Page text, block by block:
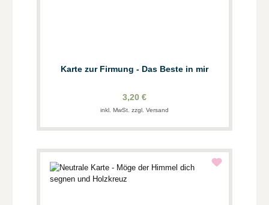
Karte zur Firmung - Das Beste in mir
3,20 €
inkl. MwSt. zzgl. Versand